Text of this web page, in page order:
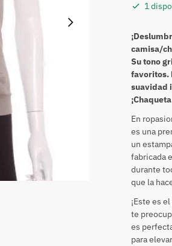
1
camisa/
Su tono
favoritos.
suavidad
En
es una
un
fabricada
durante
que la
¡Este es
te
es
para